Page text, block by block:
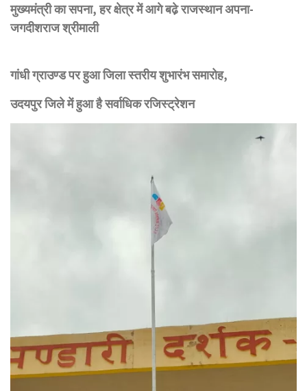
मुख्यमंत्री का सपना, हर क्षेत्र में आगे बढे़ राजस्थान अपना-
जगदीशराज श्रीमाली
गांधी ग्राउण्ड पर हुआ जिला स्तरीय शुभारंभ समारोह,
उदयपुर जिले में हुआ है सर्वाधिक रजिस्ट्रेशन